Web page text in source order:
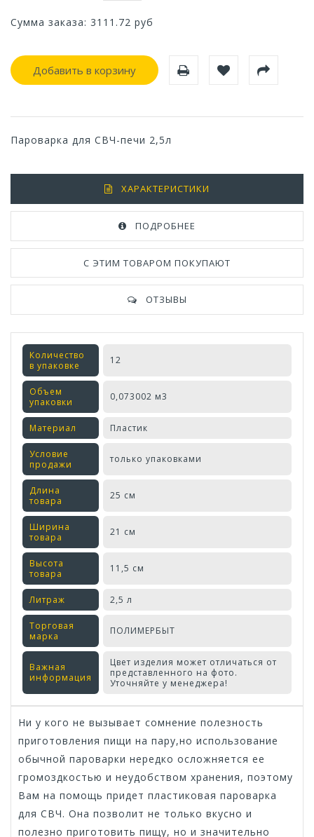
Сумма заказа: 3111.72 руб
Добавить в корзину
Пароварка для СВЧ-печи 2,5л
ХАРАКТЕРИСТИКИ
ПОДРОБНЕЕ
С ЭТИМ ТОВАРОМ ПОКУПАЮТ
ОТЗЫВЫ
Количество
в упаковке
12
Объем
упаковки
0,073002 м3
Материал Пластик
Условие
продажи
только упаковками
Длина
товара
25 см
Ширина
товара
21 см
Высота
товара
11,5 см
Литраж 2,5 л
Торговая
марка
ПОЛИМЕРБЫТ
Важная
информация
Цвет изделия может отличаться от
представленного на фото.
Уточняйте у менеджера!
Ни у кого не вызывает сомнение полезность
приготовления пищи на пару,но использование
обычной пароварки нередко осложняется ее
громоздкостью и неудобством хранения, поэтому
Вам на помощь придет пластиковая пароварка
для СВЧ. Она позволит не только вкусно и
полезно приготовить пищу, но и значительно